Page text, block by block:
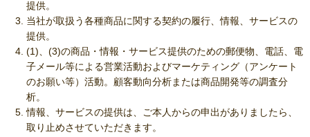
提供。
当社が取扱う各種商品に関する契約の履行、情報、サービスの
提供。
(1)、(3)の商品・情報・サービス提供のための郵便物、電話、電
子メール等による営業活動およびマーケティング（アンケート
のお願い等）活動。顧客動向分析または商品開発等の調査分
析。
情報、サービスの提供は、ご本人からの申出がありましたら、
取り止めさせていただきます。